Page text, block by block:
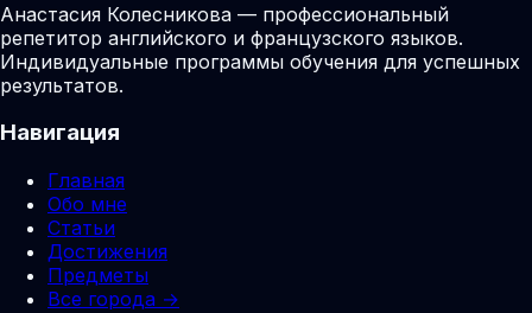
Анастасия Колесникова — профессиональный
репетитор английского и французского языков.
Индивидуальные программы обучения для успешных
результатов.
Навигация
Главная
Обо мне
Статьи
Достижения
Предметы
Все города →